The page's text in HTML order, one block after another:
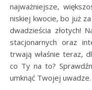
najważniejsze,
niskiej kwocie, bo już
dwadzieścia złotych!
stacjonarnych oraz
trwają właśnie teraz,
co Ty na to?
umknąć Twojej uwadze.